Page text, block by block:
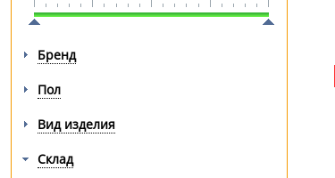
Бренд
Пол
Вид изделия
Склад